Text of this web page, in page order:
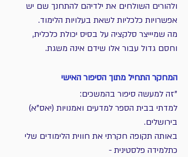
ולהורים השולחים את ילדיהם להתחנך שם יש
אפשרויות כלכליות לשאת בעלויות הלימוד.
מה שמיייצר סלקציה על בסיס יכולת כלכלית,
וחסם גדול עבור אלו שידם אינה משגת.
המחקר התחיל מתוך הסיפור האישי
"זה למעשה סיפור בהמשכים:
למדתי בבית הספר למדעים ואמנויות (יאס"א)
בירושלים.
באותה תקופה חקרתי את חווית הלימודים שלי
כתלמידה פלסטינית -